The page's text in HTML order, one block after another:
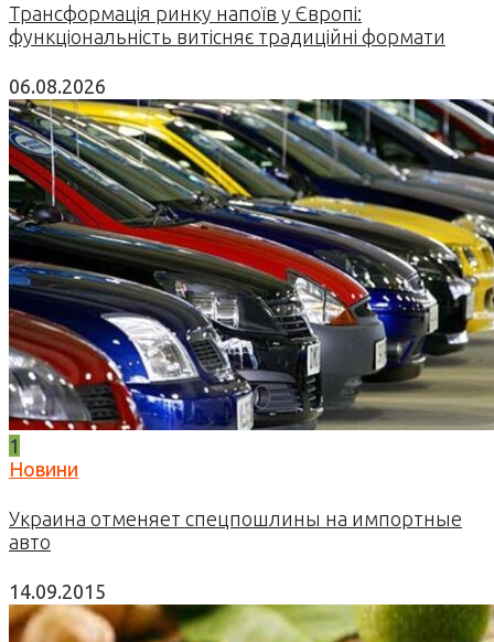
Трансформація ринку напоїв у Європі:
функціональність витісняє традиційні формати
06.08.2026
1
Новини
Украина отменяет спецпошлины на импортные
авто
14.09.2015